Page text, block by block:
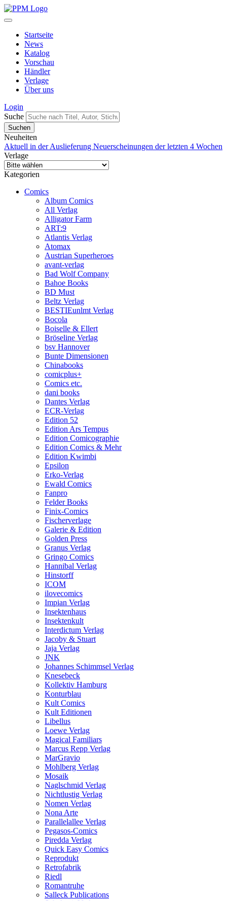
Startseite
News
Katalog
Vorschau
Händler
Verlage
Über uns
Login
Suche
Neuheiten
Aktuell in der Auslieferung Neuerscheinungen der letzten 4 Wochen
Verlage
Kategorien
Comics
Album Comics
All Verlag
Alligator Farm
ART:9
Atlantis Verlag
Atomax
Austrian Superheroes
avant-verlag
Bad Wolf Company
Bahoe Books
BD Must
Beltz Verlag
BESTIEunlmt Verlag
Bocola
Boiselle & Ellert
Bröseline Verlag
bsv Hannover
Bunte Dimensionen
Chinabooks
comicplus+
Comics etc.
dani books
Dantes Verlag
ECR-Verlag
Edition 52
Edition Ars Tempus
Edition Comicographie
Edition Comics & Mehr
Edition Kwimbi
Epsilon
Erko-Verlag
Ewald Comics
Fanpro
Felder Books
Finix-Comics
Fischerverlage
Galerie & Edition
Golden Press
Granus Verlag
Gringo Comics
Hannibal Verlag
Hinstorff
ICOM
ilovecomics
Impian Verlag
Insektenhaus
Insektenkult
Interdictum Verlag
Jacoby & Stuart
Jaja Verlag
JNK
Johannes Schimmsel Verlag
Knesebeck
Kollektiv Hamburg
Konturblau
Kult Comics
Kult Editionen
Libellus
Loewe Verlag
Magical Familiars
Marcus Repp Verlag
MarGravio
Mohlberg Verlag
Mosaik
Naglschmid Verlag
Nichtlustig Verlag
Nomen Verlag
Nona Arte
Parallelallee Verlag
Pegasos-Comics
Piredda Verlag
Quick Easy Comics
Reprodukt
Retrofabrik
Riedl
Romantruhe
Salleck Publications